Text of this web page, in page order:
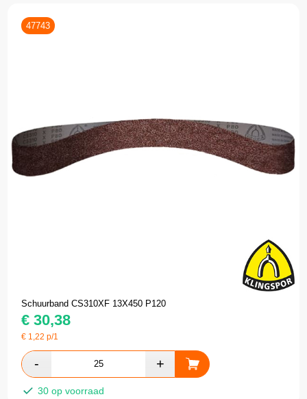
47743
Schuurband CS310XF 13X450 P120
€ 30,38
€ 1,22 p/1
30 op voorraad